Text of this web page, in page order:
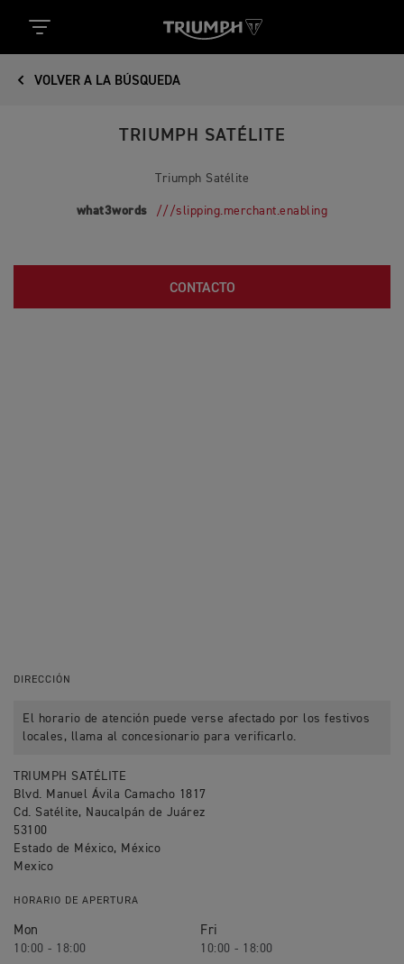
VOLVER A LA BÚSQUEDA
TRIUMPH SATÉLITE
Triumph Satélite
what3words ///slipping.merchant.enabling
CONTACTO
DIRECCIÓN
El horario de atención puede verse afectado por los festivos
locales, llama al concesionario para verificarlo.
TRIUMPH SATÉLITE
Blvd. Manuel Ávila Camacho 1817
Cd. Satélite, Naucalpán de Juárez
53100
Estado de México, México
Mexico
HORARIO DE APERTURA
Mon
10:00 - 18:00
Fri
10:00 - 18:00